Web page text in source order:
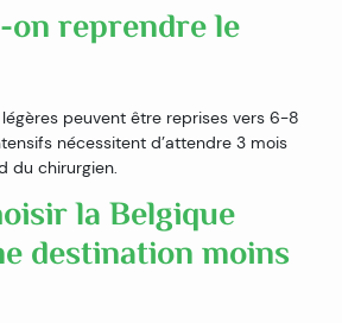
on reprendre le
peuvent être reprises vers 6-8
nécessitent d’attendre 3 mois
du chirurgien.
la Belgique
destination moins